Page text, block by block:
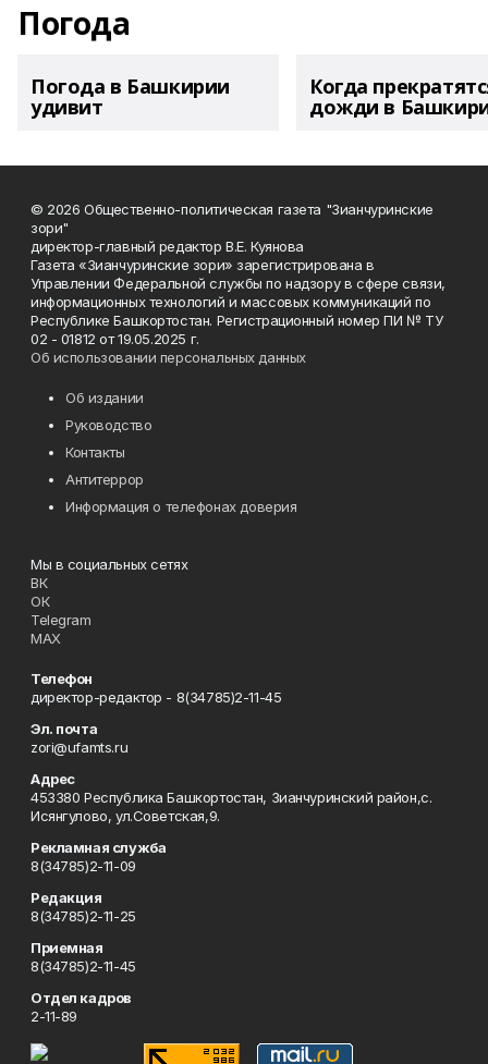
Погода
Погода в Башкирии
удивит
Когда
дожди в
© 2026 Общественно-политическая газета "Зианчуринские
зори"
директор-главный редактор В.Е. Куянова
Газета «Зианчуринские зори» зарегистрирована в
Управлении Федеральной службы по надзору в сфере связи,
информационных технологий и массовых коммуникаций по
Республике Башкортостан. Регистрационный номер ПИ № ТУ
02 - 01812 от 19.05.2025 г.
Об использовании персональных данных
Об издании
Руководство
Контакты
Антитеррор
Информация о телефонах доверия
Мы в социальных сетях
ВК
ОК
Telegram
MAX
Телефон
директор-редактор - 8(34785)2-11-45
Эл. почта
zori@ufamts.ru
Адрес
453380 Республика Башкортостан, Зианчуринский район,с.
Исянгулово, ул.Советская,9.
Рекламная служба
8(34785)2-11-09
Редакция
8(34785)2-11-25
Приемная
8(34785)2-11-45
Отдел кадров
2-11-89